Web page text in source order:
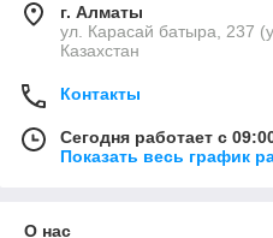
г. Алматы
ул. Карасай батыра, 237
Казахстан
Контакты
Сегодня работает с
Показать весь график
О нас